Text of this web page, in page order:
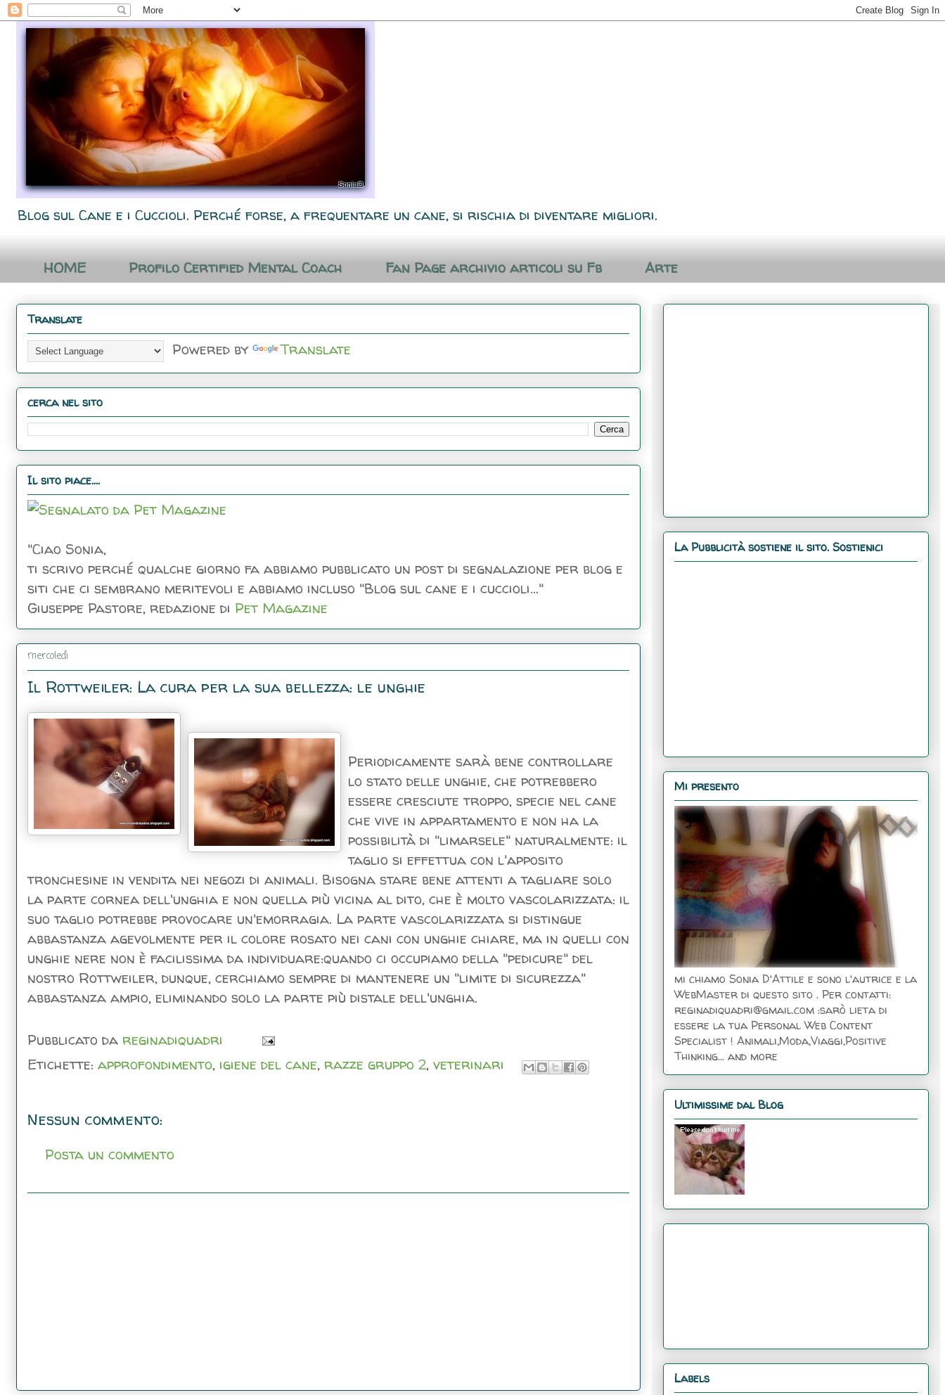
Blog sul Cane e i Cuccioli. Perché forse, a frequentare un cane, si rischia di diventare migliori.
HOME Profilo Certified Mental Coach Fan Page archivio articoli su Fb Arte
Translate
Powered by Translate
cerca nel sito
Il sito piace....
"Ciao Sonia,
ti scrivo perché qualche giorno fa abbiamo pubblicato un post di segnalazione per blog e
siti che ci sembrano meritevoli e abbiamo incluso "Blog sul cane e i cuccioli..."
Giuseppe Pastore, redazione di Pet Magazine
mercoledì
Il Rottweiler: La cura per la sua bellezza: le unghie
Periodicamente sarà bene controllare
lo stato delle unghie, che potrebbero
essere cresciute troppo, specie nel cane
che vive in appartamento e non ha la
possibilità di "limarsele" naturalmente: il
taglio si effettua con l'apposito
tronchesine in vendita nei negozi di animali. Bisogna stare bene attenti a tagliare solo
la parte cornea dell'unghia e non quella più vicina al dito, che è molto vascolarizzata: il
suo taglio potrebbe provocare un'emorragia. La parte vascolarizzata si distingue
abbastanza agevolmente per il colore rosato nei cani con unghie chiare, ma in quelli con
unghie nere non è facilissima da individuare:quando ci occupiamo della "pedicure" del
nostro Rottweiler, dunque, cerchiamo sempre di mantenere un "limite di sicurezza"
abbastanza ampio, eliminando solo la parte più distale dell'unghia.
Pubblicato da reginadiquadri
Etichette: approfondimento, igiene del cane, razze gruppo 2, veterinari
Nessun commento:
Posta un commento
La Pubblicità sostiene il sito. Sostienici
Mi presento
mi chiamo Sonia D'Attile e sono l'autrice e la
WebMaster di questo sito . Per contatti:
reginadiquadri@gmail.com :sarò lieta di
essere la tua Personal Web Content
Specialist ! Animali,Moda,Viaggi,Positive
Thinking... and more
Ultimissime dal Blog
Labels